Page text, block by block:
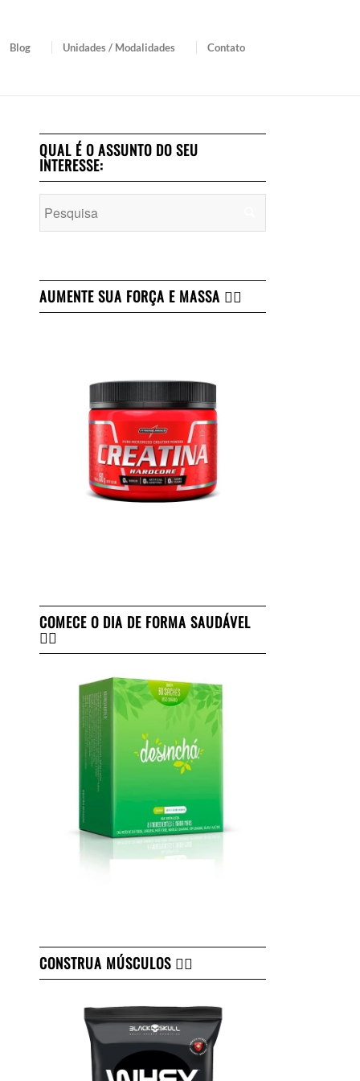
Blog Unidades / Modalidades Contato
QUAL É O ASSUNTO DO SEU
INTERESSE:
AUMENTE SUA FORÇA E MASSA 👇🏻
COMECE O DIA DE FORMA SAUDÁVEL
👇🏻
CONSTRUA MÚSCULOS 👇🏻